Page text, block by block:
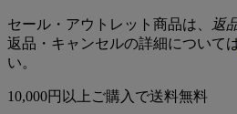
セール・アウトレット商品は、 返
返品・キャンセルの詳細について
い。
10,000円以上ご購入で送料無料